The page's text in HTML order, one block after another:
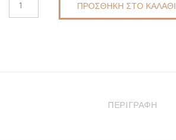
ΠΡΟΣΘΉΚΗ ΣΤΟ ΚΑΛΆΘΙ
ΠΕΡΙΓΡΑΦΉ